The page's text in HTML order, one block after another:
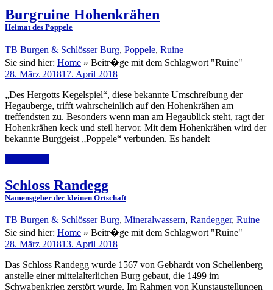
Burgruine Hohenkrähen
Heimat des Poppele
TB Burgen & Schlösser Burg, Poppele, Ruine
Sie sind hier: Home » Beitr�ge mit dem Schlagwort "Ruine"
28. März 201817. April 2018
„Des Hergotts Kegelspiel“, diese bekannte Umschreibung der
Hegauberge, trifft wahrscheinlich auf den Hohenkrähen am
treffendsten zu. Besonders wenn man am Hegaublick steht, ragt der
Hohenkrähen keck und steil hervor. Mit dem Hohenkrähen wird der
bekannte Burggeist „Poppele“ verbunden. Es handelt
Schloss Randegg
Namensgeber der kleinen Ortschaft
TB Burgen & Schlösser Burg, Mineralwassern, Randegger, Ruine
Sie sind hier: Home » Beitr�ge mit dem Schlagwort "Ruine"
28. März 201813. April 2018
Das Schloss Randegg wurde 1567 von Gebhardt von Schellenberg
anstelle einer mittelalterlichen Burg gebaut, die 1499 im
Schwabenkrieg zerstört wurde. Im Rahmen von Kunstaustellungen